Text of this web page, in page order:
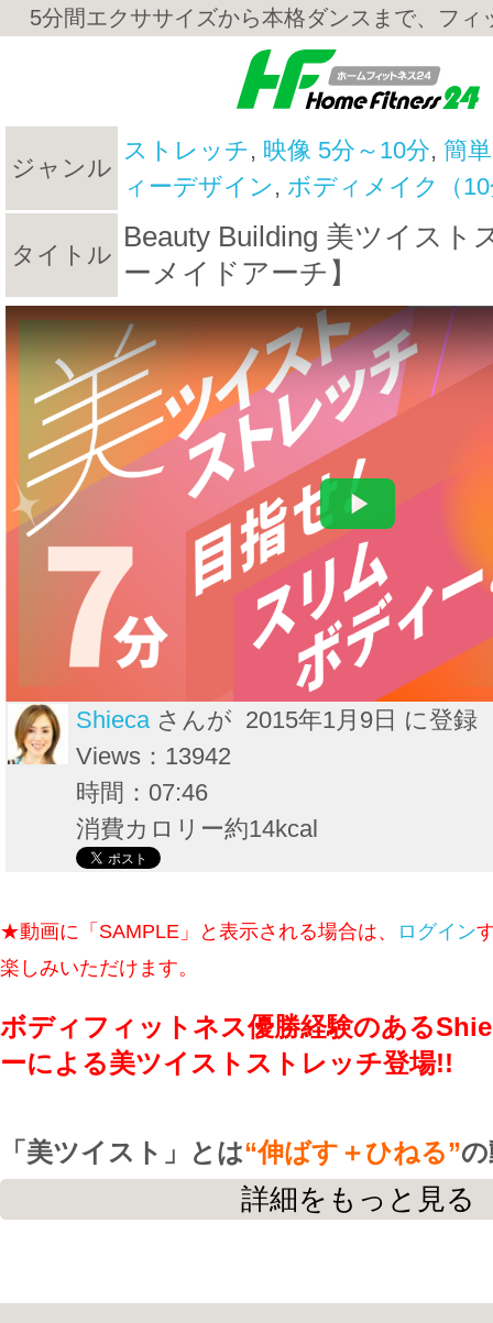
5分間エクササイズから本格ダンスまで、フィ
ジャンル
ストレッチ, 映像 5分～10分, 簡
ィーデザイン , ボディメイク（
タイトル
Beauty Building 美ツイスト
ーメイドアーチ】
Shiecaさんが 2015年1月9日 に登録
Views：13942
時間：07:46
消費カロリー約14kcal
★動画に「SAMPLE」と表示される場合は、 ログイン
楽しみいただけます。
ボディフィットネス優勝経験のある
ーによる美ツイストストレッチ登場!!
「美ツイスト」とは“伸ばす＋ひねる”
みまで伸ばすストレッチです。
してくれます。
詳細をもっと見る